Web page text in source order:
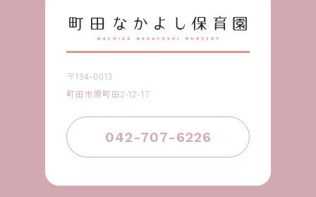
〒194-0013
町田市原町田2-12-17
042-707-6226